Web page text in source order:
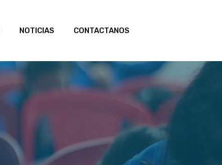
NOTICIAS CONTACTANOS